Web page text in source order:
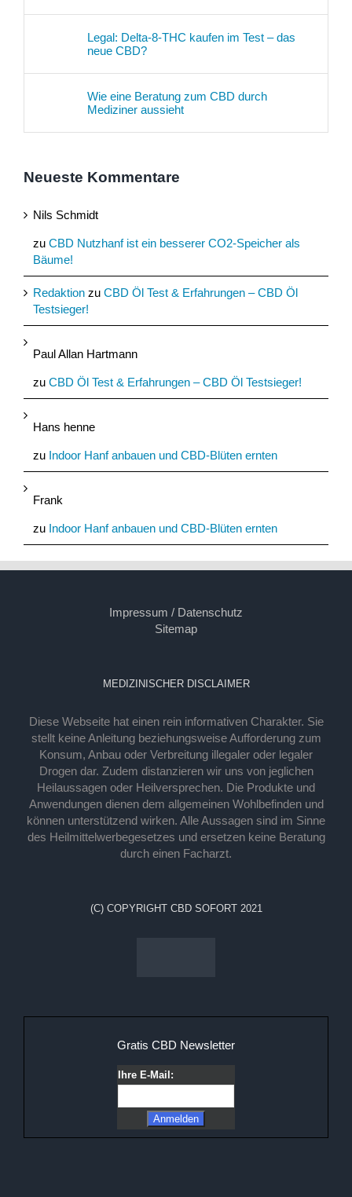
Legal: Delta-8-THC kaufen im Test – das
neue CBD?
Wie eine Beratung zum CBD durch
Mediziner aussieht
Neueste Kommentare
Nils Schmidt
zu CBD Nutzhanf ist ein besserer CO2-Speicher als
Bäume!
Redaktion zu CBD Öl Test & Erfahrungen – CBD Öl
Testsieger!
Paul Allan Hartmann
zu CBD Öl Test & Erfahrungen – CBD Öl Testsieger!
Hans henne
zu Indoor Hanf anbauen und CBD-Blüten ernten
Frank
zu Indoor Hanf anbauen und CBD-Blüten ernten
Impressum / Datenschutz
Sitemap
MEDIZINISCHER DISCLAIMER
Diese Webseite hat einen rein informativen Charakter. Sie
stellt keine Anleitung beziehungsweise Aufforderung zum
Konsum, Anbau oder Verbreitung illegaler oder legaler
Drogen dar. Zudem distanzieren wir uns von jeglichen
Heilaussagen oder Heilversprechen. Die Produkte und
Anwendungen dienen dem allgemeinen Wohlbefinden und
können unterstützend wirken. Alle Aussagen sind im Sinne
des Heilmittelwerbegesetzes und ersetzen keine Beratung
durch einen Facharzt.
(C) COPYRIGHT CBD SOFORT 2021
Gratis CBD Newsletter
Ihre E-Mail: